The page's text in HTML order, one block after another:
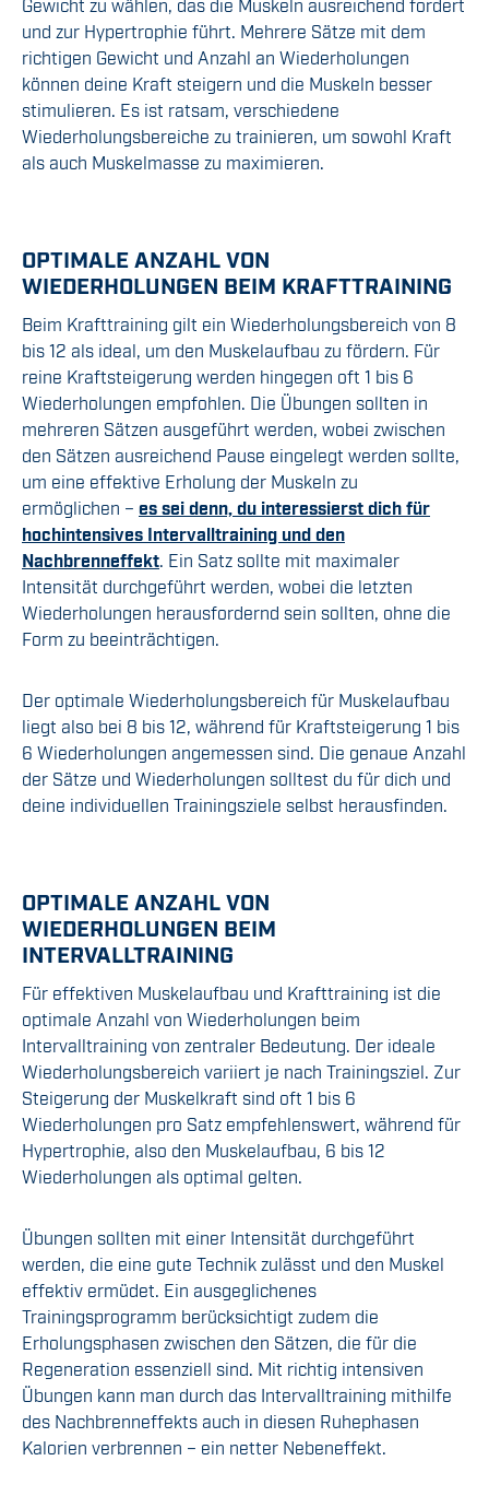
Gewicht zu wählen, das die Muskeln ausreichend fordert
und zur Hypertrophie führt. Mehrere Sätze mit dem
richtigen Gewicht und Anzahl an Wiederholungen
können deine Kraft steigern und die Muskeln besser
stimulieren. Es ist ratsam, verschiedene
Wiederholungsbereiche zu trainieren, um sowohl Kraft
als auch Muskelmasse zu maximieren.
OPTIMALE ANZAHL VON
WIEDERHOLUNGEN BEIM KRAFTTRAINING
Beim Krafttraining gilt ein Wiederholungsbereich von 8
bis 12 als ideal, um den Muskelaufbau zu fördern. Für
reine Kraftsteigerung werden hingegen oft 1 bis 6
Wiederholungen empfohlen. Die Übungen sollten in
mehreren Sätzen ausgeführt werden, wobei zwischen
den Sätzen ausreichend Pause eingelegt werden sollte,
um eine effektive Erholung der Muskeln zu
ermöglichen – es sei denn, du interessierst dich für
hochintensives Intervalltraining und den
Nachbrenneffekt. Ein Satz sollte mit maximaler
Intensität durchgeführt werden, wobei die letzten
Wiederholungen herausfordernd sein sollten, ohne die
Form zu beeinträchtigen.
Der optimale Wiederholungsbereich für Muskelaufbau
liegt also bei 8 bis 12, während für Kraftsteigerung 1 bis
6 Wiederholungen angemessen sind. Die genaue Anzahl
der Sätze und Wiederholungen solltest du für dich und
deine individuellen Trainingsziele selbst herausfinden.
OPTIMALE ANZAHL VON
WIEDERHOLUNGEN BEIM
INTERVALLTRAINING
Für effektiven Muskelaufbau und Krafttraining ist die
optimale Anzahl von Wiederholungen beim
Intervalltraining von zentraler Bedeutung. Der ideale
Wiederholungsbereich variiert je nach Trainingsziel. Zur
Steigerung der Muskelkraft sind oft 1 bis 6
Wiederholungen pro Satz empfehlenswert, während für
Hypertrophie, also den Muskelaufbau, 6 bis 12
Wiederholungen als optimal gelten.
Übungen sollten mit einer Intensität durchgeführt
werden, die eine gute Technik zulässt und den Muskel
effektiv ermüdet. Ein ausgeglichenes
Trainingsprogramm berücksichtigt zudem die
Erholungsphasen zwischen den Sätzen, die für die
Regeneration essenziell sind. Mit richtig intensiven
Übungen kann man durch das Intervalltraining mithilfe
des Nachbrenneffekts auch in diesen Ruhephasen
Kalorien verbrennen – ein netter Nebeneffekt.